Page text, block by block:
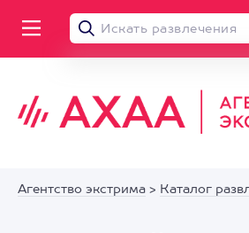
Агентство экстрима > Каталог